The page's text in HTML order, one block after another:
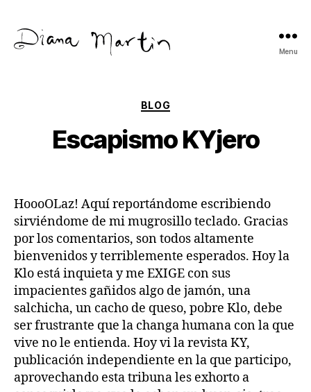
Menu
Categories
BLOG
Escapismo KYjero
HoooOLaz! Aquí reportándome escribiendo
sirviéndome de mi mugrosillo teclado. Gracias
por los comentarios, son todos altamente
bienvenidos y terriblemente esperados. Hoy la
Klo está inquieta y me EXIGE con sus
impacientes gañidos algo de jamón, una
salchicha, un cacho de queso, pobre Klo, debe
ser frustrante que la changa humana con la que
vive no le entienda. Hoy vi la revista KY,
publicación independiente en la que participo,
aprovechando esta tribuna les exhorto a